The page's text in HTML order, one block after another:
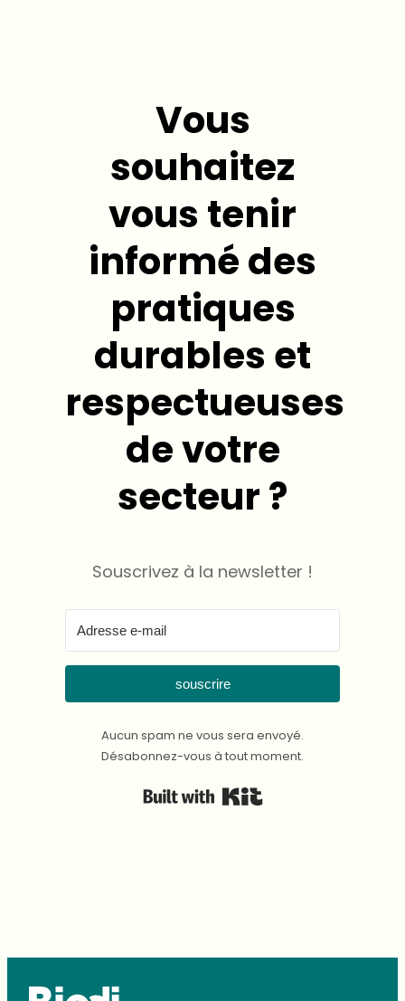
Vous
souhaitez
vous tenir
informé des
pratiques
durables et
respectueuses
de votre
secteur ?
Souscrivez à la newsletter !
souscrire
Aucun spam ne vous sera envoyé.
Désabonnez-vous à tout moment.